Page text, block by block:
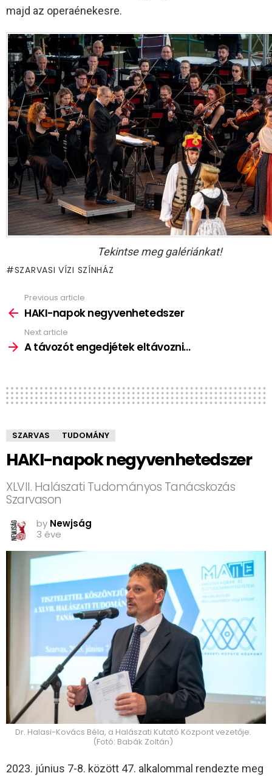
majd az operaénekesre.
Tekintse meg galériánkat!
SZARVASI VÍZI SZÍNHÁZ
more
Previous article
HAKI-napok negyvenhetedszer
Next article
A távozót engedjétek eltávozni…
SZARVAS TUDOMÁNY
HAKI-napok negyvenhetedszer
XLVII. Halászati Tudományos Tanácskozás
Szarvason
by Newjság
3 éve
Dr. Halasi-Kovács Béla, a Halászati Kutató Központ vezetője.
(Fotó: Babák Zoltán)
2023. június 7-8. között 47. alkalommal rendezte meg